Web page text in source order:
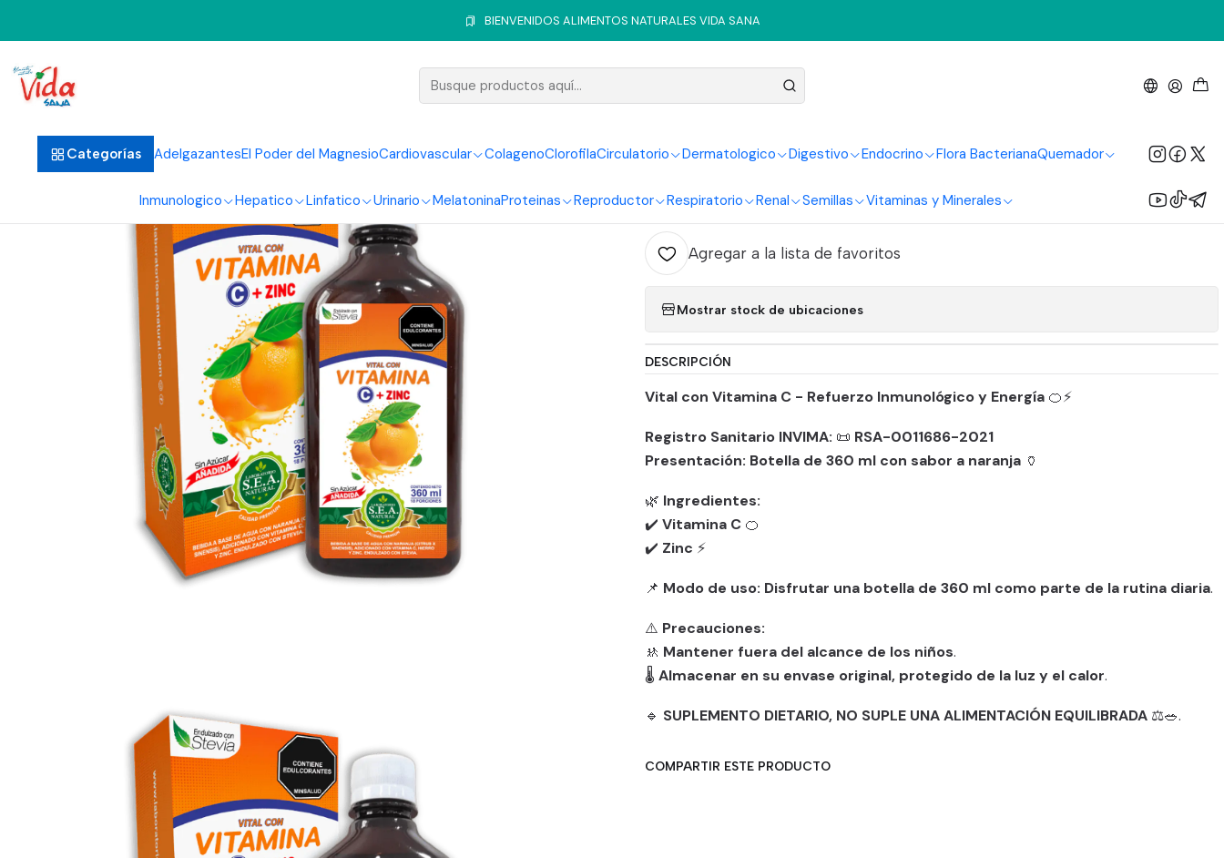
Categorías AdelgazantesEl Poder del MagnesioCardiovascular ColagenoClorofilaCirculatorio Dermatologico Digestivo Endocrino Flora BacterianaQuemador
Inmunologico Hepatico Linfatico Urinario MelatoninaProteinas Reproductor Respiratorio Renal Semillas Vitaminas y Minerales
BIENVENIDOS ALIMENTOS NATURALES VIDA SANA
Vitaminas y Minerales Vitaminas Vitamina C Mac Zinc Liquido 360Ml Sea Natural
Vitamina C Mac Zinc Liquido
360Ml Sea Natural
Cantidad
Agregar al Carrito
Agregar a la lista de favoritos
Mostrar stock de ubicaciones
DESCRIPCIÓN
Vital con Vitamina C - Refuerzo Inmunológico y Energía 🍊⚡
Registro Sanitario INVIMA: 📜 RSA-0011686-2021
Presentación: Botella de 360 ml con sabor a naranja 🏺
🌿 Ingredientes:
✔️ Vitamina C 🍊
✔️ Zinc ⚡
📌 Modo de uso: Disfrutar una botella de 360 ml como parte de la rutina diaria.
⚠️ Precauciones:
🚸 Mantener fuera del alcance de los niños.
🌡️ Almacenar en su envase original, protegido de la luz y el calor.
🔹 SUPLEMENTO DIETARIO, NO SUPLE UNA ALIMENTACIÓN EQUILIBRADA ⚖️🥗.
COMPARTIR ESTE PRODUCTO